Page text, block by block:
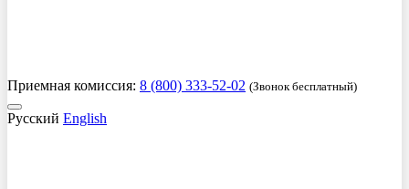
Приемная комиссия: 8 (800) 333-52-02 (Звонок бесплатный)
Русский English